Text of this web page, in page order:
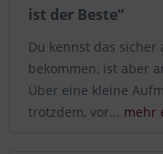
ist der Beste“
Du kennst das sicher
bekommen, ist aber
Über eine kleine
trotzdem, vor... mehr